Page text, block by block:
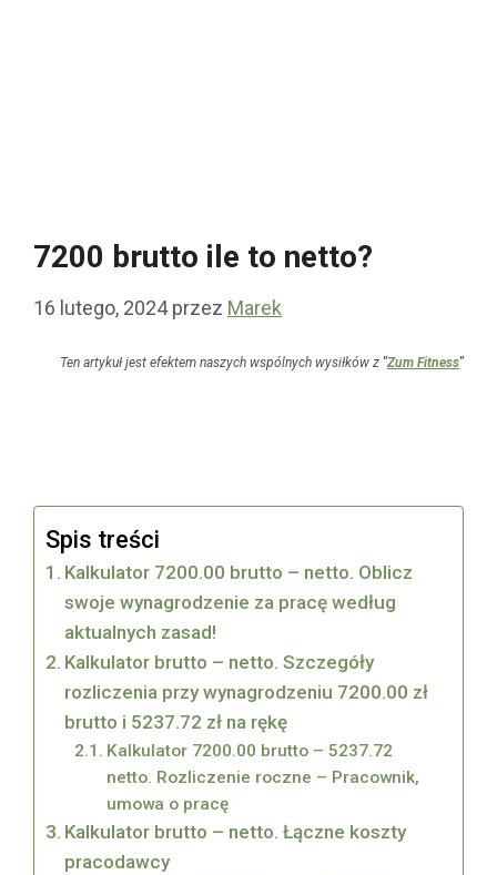
7200 brutto ile to netto?
16 lutego, 2024 przez Marek
Ten artykuł jest efektem naszych wspólnych wysiłków z "Zum Fitness"
Spis treści
Kalkulator 7200.00 brutto – netto. Oblicz
swoje wynagrodzenie za pracę według
aktualnych zasad!
Kalkulator brutto – netto. Szczegóły
rozliczenia przy wynagrodzeniu 7200.00 zł
brutto i 5237.72 zł na rękę
Kalkulator 7200.00 brutto – 5237.72
netto. Rozliczenie roczne – Pracownik,
umowa o pracę
Kalkulator brutto – netto. Łączne koszty
pracodawcy